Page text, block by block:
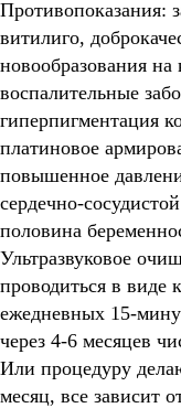
Противопоказания:
витилиго,
новообразования на
воспалительные
гиперпигментация
платиновое
повышенное
сердечно-
половина
Ультразвуковое
проводиться в виде
ежедневных 15-
через 4-6 месяцев
Или процедуру
месяц, все зависит